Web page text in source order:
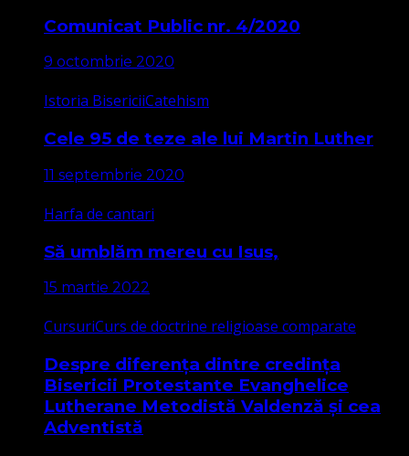
Comunicat Public nr. 4/2020
9 octombrie 2020
Istoria BisericiiCatehism
Cele 95 de teze ale lui Martin Luther
11 septembrie 2020
Harfa de cantari
Să umblăm mereu cu Isus,
15 martie 2022
CursuriCurs de doctrine religioase comparate
Despre diferența dintre credința
Bisericii Protestante Evanghelice
Lutherane Metodistă Valdenză și cea
Adventistă